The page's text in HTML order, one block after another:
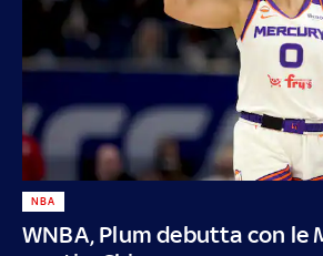
WNBA, Plum debutta con le
NBA